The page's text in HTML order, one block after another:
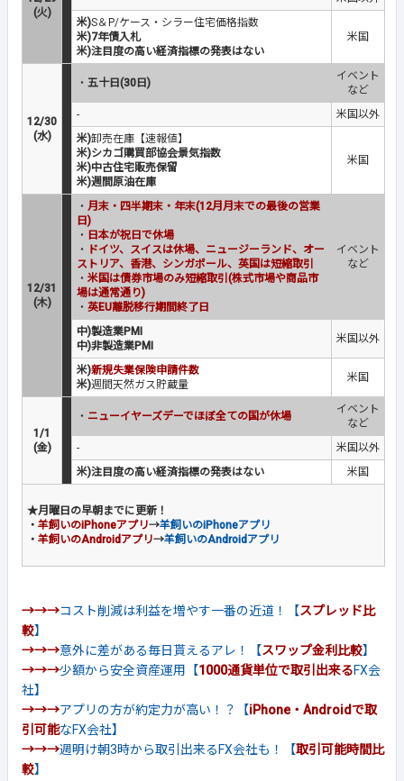
(火)
米)S＆P/ケース・シラー住宅価格指数
米)7年債入札
米)注目度の高い経済指標の発表はない
米国
12/30
(水)
・ 五十日(30日)
イベント
など
-
米国以外
米)卸売在庫【速報値】
米)シカゴ購買部協会景気指数
米)中古住宅販売保留
米)週間原油在庫
米国
12/31
(木)
・ 月末・四半期末・年末(12月月末での最後の営業
日)
・ 日本が祝日で休場
・
ドイツ、スイスは休場、ニュージーランド、オー
ストリア、香港、シンガポール、英国は短縮取引
・ 米国は債券市場のみ短縮取引(株式市場や商品市
場は通常通り)
・ 英EU離脱移行期間終了日
イベント
など
中)製造業PMI
中)非製造業PMI
米国以外
米)新規失業保険申請件数
米)週間天然ガス貯蔵量
米国
1/1
(金)
・ ニューイヤーズデーでほぼ全ての国が休場
イベント
など
-
米国以外
米)注目度の高い経済指標の発表はない
米国
★月曜日の早朝までに更新！
・ 羊飼いのiPhoneアプリ→羊飼いのiPhoneアプリ
・ 羊飼いのAndroidアプリ→羊飼いのAndroidアプリ
→→→コスト削減は利益を増やす一番の近道！【スプレッド比
較】
→→→意外に差がある毎日貰えるアレ！【スワップ金利比較】
→→→少額から安全資産運用【1000通貨単位で取引出来るFX会
社】
→→→アプリの方が約定力が高い！？【iPhone・Androidで取
引可能なFX会社】
→→→週明け朝3時から取引出来るFX会社も！【取引可能時間比
較】